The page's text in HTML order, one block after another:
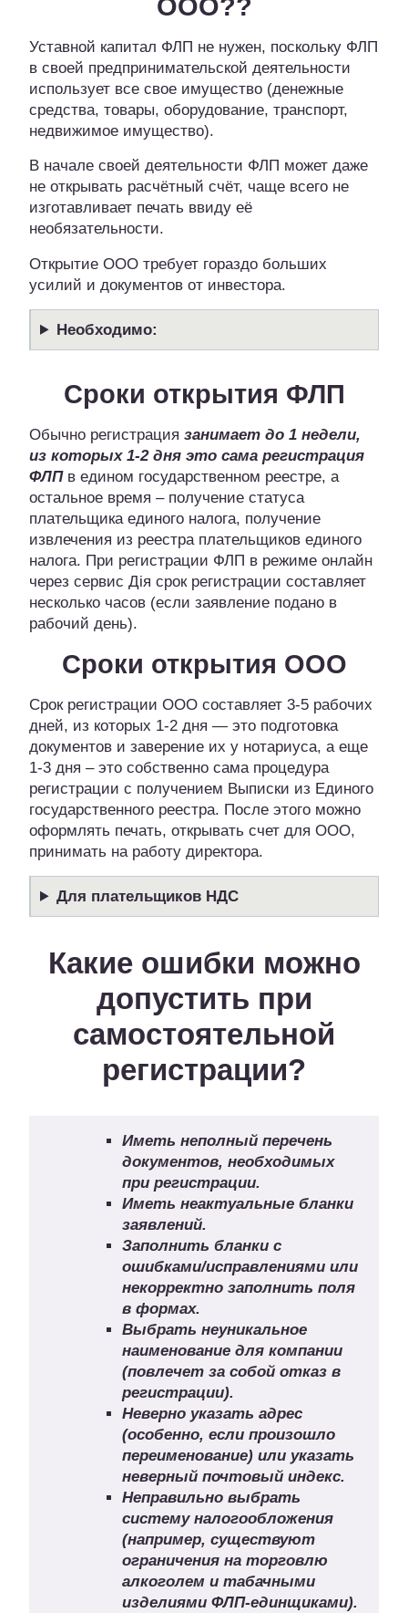
ООО??
Уставной капитал ФЛП не нужен, поскольку ФЛП
в своей предпринимательской деятельности
использует все свое имущество (денежные
средства, товары, оборудование, транспорт,
недвижимое имущество).
В начале своей деятельности ФЛП может даже
не открывать расчётный счёт, чаще всего не
изготавливает печать ввиду её
необязательности.
Открытие ООО требует гораздо больших
усилий и документов от инвестора.
Необходимо:
Сроки открытия ФЛП
Обычно регистрация занимает до 1 недели,
из которых 1-2 дня это сама регистрация
ФЛПв едином государственном реестре, а
остальное время – получение статуса
плательщика единого налога, получение
извлечения из реестра плательщиков единого
налога. При регистрации ФЛП в режиме онлайн
через сервис Дія срок регистрации составляет
несколько часов (если заявление подано в
рабочий день).
Сроки открытия ООО
Срок регистрации ООО составляет 3-5 рабочих
дней, из которых 1-2 дня — это подготовка
документов и заверение их у нотариуса, а еще
1-3 дня – это собственно сама процедура
регистрации с получением Выписки из Единого
государственного реестра. После этого можно
оформлять печать, открывать счет для ООО,
принимать на работу директора.
Для плательщиков НДС
Какие ошибки можно
допустить при
самостоятельной
регистрации?
Иметь неполный перечень
документов, необходимых
при регистрации.
Иметь неактуальные бланки
заявлений.
Заполнить бланки с
ошибками/исправлениями или
некорректно заполнить поля
в формах.
Выбрать неуникальное
наименование для компании
(повлечет за собой отказ в
регистрации).
Неверно указать адрес
(особенно, если произошло
переименование) или указать
неверный почтовый индекс.
Неправильно выбрать
систему налогообложения
(например, существуют
ограничения на торговлю
алкоголем и табачными
изделиями ФЛП-единщиками).